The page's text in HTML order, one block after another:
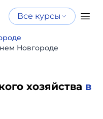
Все курсы
Новгороде
хозяйства в
и ИИ